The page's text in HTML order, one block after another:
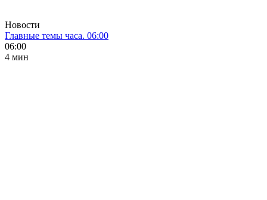
Новости
Главные темы часа. 06:00
06:00
4 мин